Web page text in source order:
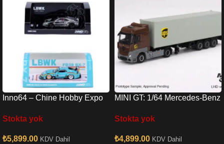
Inno64 – Chine Hobby Expo
Stokta yok
₺5,899.00 KDV Dahil
MINI GT: 1/64 Mercedes-Benz
UPS Europe”
Stokta yok
₺4,899.00 KDV Dahil